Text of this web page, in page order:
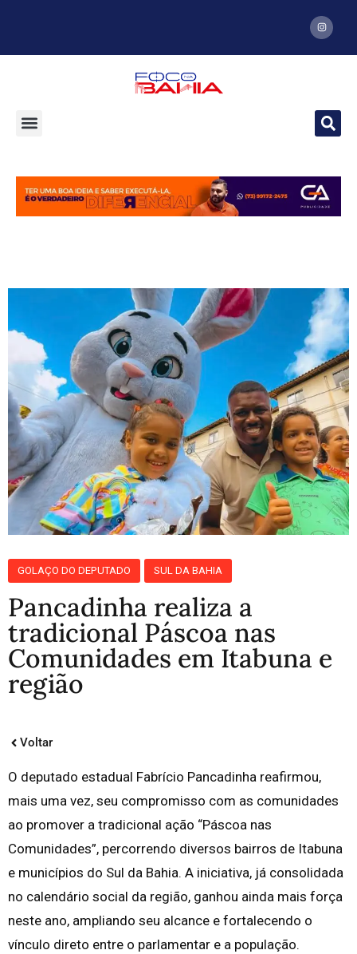
GOLAÇO DO DEPUTADO SUL DA BAHIA
Pancadinha realiza a
tradicional Páscoa nas
Comunidades em Itabuna e
região
Voltar
O deputado estadual Fabrício Pancadinha reafirmou,
mais uma vez, seu compromisso com as comunidades
ao promover a tradicional ação “Páscoa nas
Comunidades”, percorrendo diversos bairros de Itabuna
e municípios do Sul da Bahia. A iniciativa, já consolidada
no calendário social da região, ganhou ainda mais força
neste ano, ampliando seu alcance e fortalecendo o
vínculo direto entre o parlamentar e a população.